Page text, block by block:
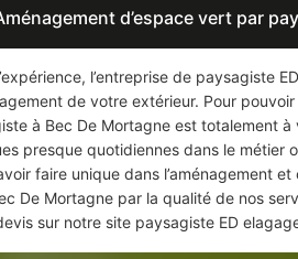
d’espace vert par
l’entreprise de paysagiste
de votre extérieur. Pour
à Bec De Mortagne est totalement
presque quotidiennes dans le métier
faire unique dans l’aménagement
De Mortagne par la qualité de nos
sur notre site paysagiste ED